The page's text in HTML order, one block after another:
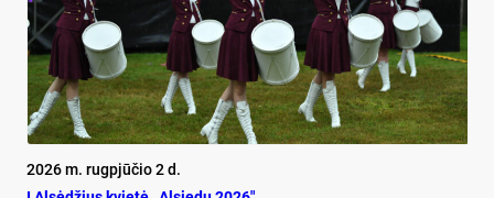
2026 m. rugpjūčio 2 d.